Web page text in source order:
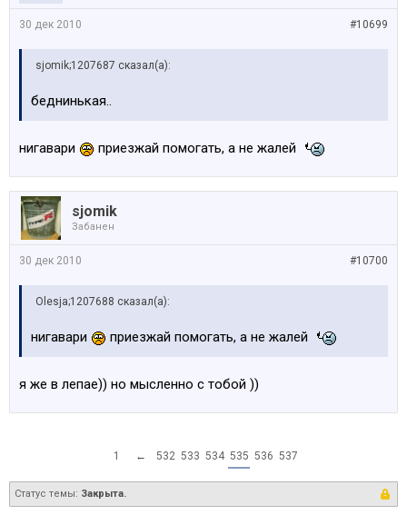
#10699
30 дек 2010
sjomik;1207687 сказал(а):
беднинькая..
нигавари приезжай помогать, а не жалей
sjomik
Забанен
#10700
30 дек 2010
Olesja;1207688 сказал(а):
нигавари приезжай помогать, а не жалей
я же в лепае)) но мысленно с тобой ))
1 ← 532 533 534 535 536 537
Статус темы: Закрыта.